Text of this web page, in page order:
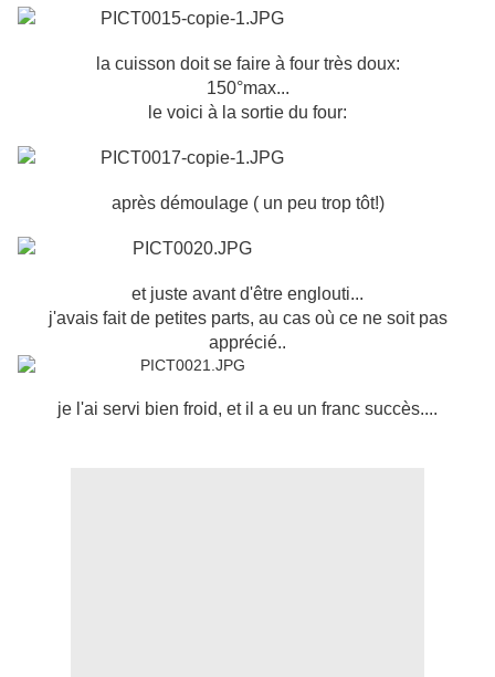
la cuisson doit se faire à four très doux:
150°max...
le voici à la sortie du four:
après démoulage ( un peu trop tôt!)
et juste avant d'être englouti...
j'avais fait de petites parts, au cas où ce ne soit pas
apprécié..
je l'ai servi bien froid, et il a eu un franc succès....